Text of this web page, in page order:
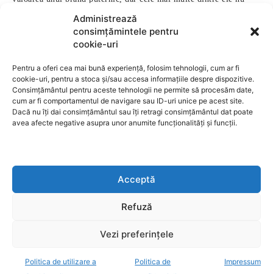
Administrează
consimțămintele pentru
cookie-uri
Pentru a oferi cea mai bună experiență, folosim tehnologii, cum ar fi
cookie-uri, pentru a stoca și/sau accesa informațiile despre dispozitive.
Consimțământul pentru aceste tehnologii ne permite să procesăm date,
cum ar fi comportamentul de navigare sau ID-uri unice pe acest site.
Dacă nu îți dai consimțământul sau îți retragi consimțământul dat poate
avea afecte negative asupra unor anumite funcționalități și funcții.
Acceptă
Refuză
Vezi preferințele
Politica de utilizare a
Politica de
Impressum